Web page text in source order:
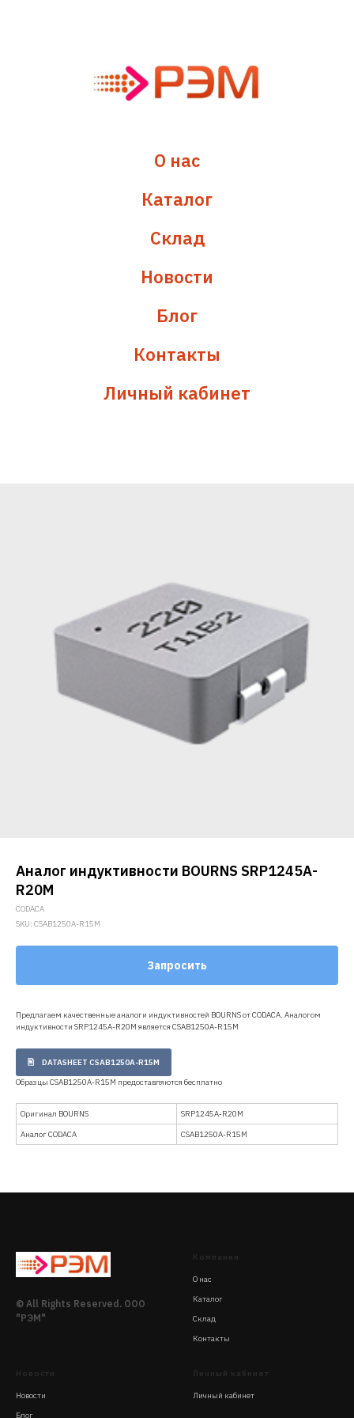
О нас
Каталог
Склад
Новости
Блог
Контакты
Личный кабинет
Аналог индуктивности BOURNS SRP1245A-
R20M
CODACA
SKU: CSAB1250A-R15M
Запросить
Предлагаем качественные аналоги индуктивностей BOURNS от CODACA. Аналогом
индуктивности SRP1245A-R20M является CSAB1250A-R15M
DATASHEET CSAB1250A-R15M
Образцы CSAB1250A-R15M предоставляются бесплатно
Оригинал BOURNS
SRP1245A-R20M
Аналог CODACA
CSAB1250A-R15M
© All Rights Reserved. ООО
"РЭМ"
Компания
О нас
Каталог
Склад
Контакты
Новости
Новости
Блог
Личный кабинет
Личный кабинет